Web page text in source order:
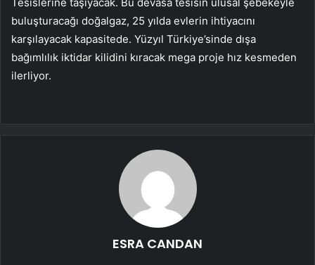
buluşturacağı doğalgaz, 25 yılda evlerin ihtiyacını
karşılayacak kapasitede. Yüzyıl Türkiye’sinde dışa
bağımlılık iktidar kilidini kıracak mega proje hız kesmeden
ilerliyor.
ESRA CANDAN